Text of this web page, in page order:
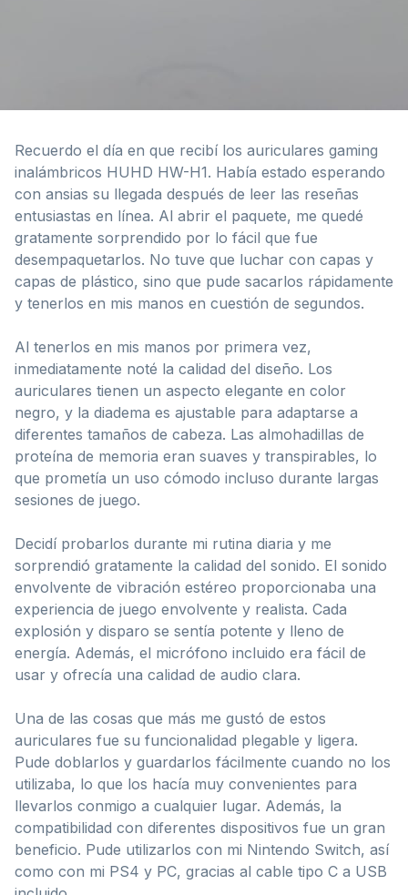
Recuerdo el día en que recibí los auriculares gaming
inalámbricos HUHD HW-H1. Había estado esperando
con ansias su llegada después de leer las reseñas
entusiastas en línea. Al abrir el paquete, me quedé
gratamente sorprendido por lo fácil que fue
desempaquetarlos. No tuve que luchar con capas y
capas de plástico, sino que pude sacarlos rápidamente
y tenerlos en mis manos en cuestión de segundos.
Al tenerlos en mis manos por primera vez,
inmediatamente noté la calidad del diseño. Los
auriculares tienen un aspecto elegante en color
negro, y la diadema es ajustable para adaptarse a
diferentes tamaños de cabeza. Las almohadillas de
proteína de memoria eran suaves y transpirables, lo
que prometía un uso cómodo incluso durante largas
sesiones de juego.
Decidí probarlos durante mi rutina diaria y me
sorprendió gratamente la calidad del sonido. El sonido
envolvente de vibración estéreo proporcionaba una
experiencia de juego envolvente y realista. Cada
explosión y disparo se sentía potente y lleno de
energía. Además, el micrófono incluido era fácil de
usar y ofrecía una calidad de audio clara.
Una de las cosas que más me gustó de estos
auriculares fue su funcionalidad plegable y ligera.
Pude doblarlos y guardarlos fácilmente cuando no los
utilizaba, lo que los hacía muy convenientes para
llevarlos conmigo a cualquier lugar. Además, la
compatibilidad con diferentes dispositivos fue un gran
beneficio. Pude utilizarlos con mi Nintendo Switch, así
como con mi PS4 y PC, gracias al cable tipo C a USB